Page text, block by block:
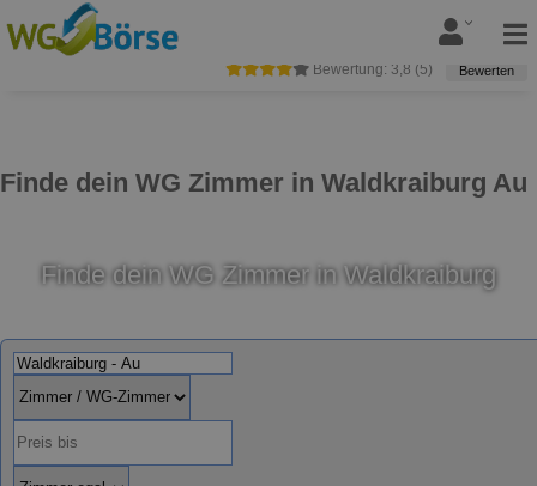
Finde dein WG Zimmer in Waldkraiburg Au
Bewertung: 3,8 (5) Bewerten
Finde dein WG Zimmer in Waldkraiburg